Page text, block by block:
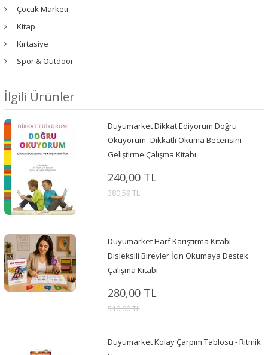
Çocuk Marketi
Kitap
Kırtasiye
Spor & Outdoor
İlgili Ürünler
Duyumarket Dikkat Ediyorum Doğru
Okuyorum- Dikkatli Okuma Becerisini
Geliştirme Çalışma Kitabı
240,00 TL
380,59 TL
Duyumarket Harf Karıştırma Kitabı-
Disleksili Bireyler İçin Okumaya Destek
Çalışma Kitabı
280,00 TL
510,00 TL
Duyumarket Kolay Çarpım Tablosu - Ritmik